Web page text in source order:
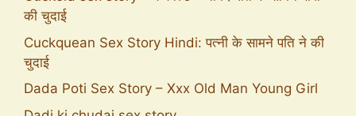
की चुदाई
Cuckquean Sex Story Hindi: पत्नी के सामने पति ने की
चुदाई
Dada Poti Sex Story – Xxx Old Man Young Girl